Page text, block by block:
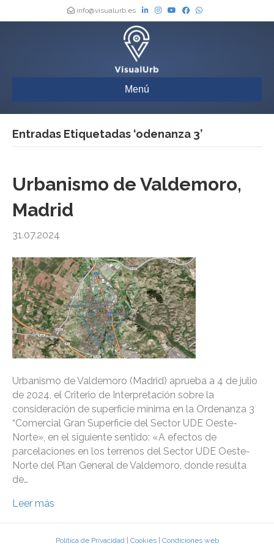
info@visualurb.es
Menú
Entradas Etiquetadas ‘odenanza 3’
Urbanismo de Valdemoro,
Madrid
31.07.2024
Urbanismo de Valdemoro (Madrid) aprueba a 4 de julio
de 2024, el Criterio de Interpretación sobre la
consideración de superficie mínima en la Ordenanza 3
“Comercial Gran Superficie del Sector UDE Oeste-
Norte», en el siguiente sentido: «A efectos de
parcelaciones en los terrenos del Sector UDE Oeste-
Norte del Plan General de Valdemoro, donde resulta
de…
Leer más
Política de Privacidad| Cookies| Condiciones web